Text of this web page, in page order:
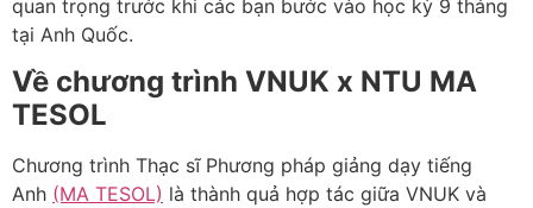
quan trọng trước khi các bạn bước vào học kỳ 9 tháng
tại Anh Quốc.
Về chương trình VNUK x NTU MA
TESOL
Chương trình Thạc sĩ Phương pháp giảng dạy tiếng
Anh (MA TESOL) là thành quả hợp tác giữa VNUK và